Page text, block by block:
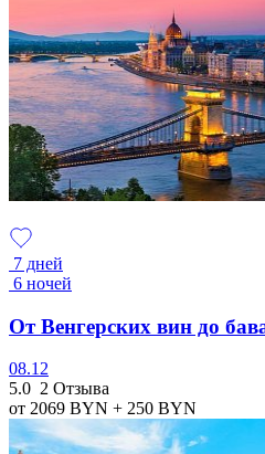
7 дней
6 ночей
От Венгерских вин до
08.12
5.0 2 Отзыва
от 2069 BYN + 250 BYN